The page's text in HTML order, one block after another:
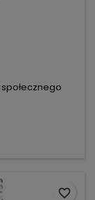
favorite_border